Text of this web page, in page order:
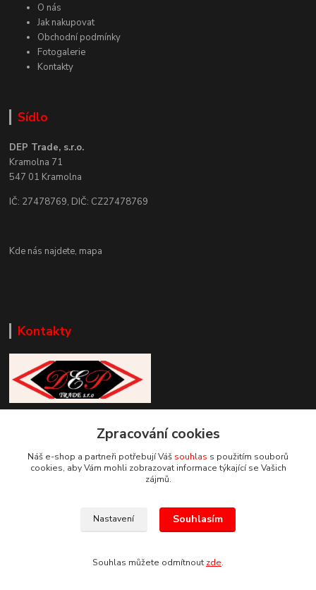
O nás
Jak nakupovat
Obchodní podmínky
Fotogalerie
Kontakty
Sídlo
DEP Trade, s.r.o.
Kramolna 71
547 01 Kramolna
IČ: 27478769, DIČ: CZ27478769
Kde nás najdete, mapa
Kontakty
+420 777 085 857
info@deptrade.cz
Zpracování cookies
Náš e-shop a partneři potřebují Váš souhlas s použitím souborů
cookies, aby Vám mohli zobrazovat informace týkající se Vašich
zájmů.
Nastavení Souhlasím
Souhlas můžete odmítnout zde.